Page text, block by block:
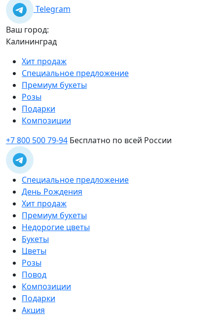
Telegram
Ваш город:
Калининград
Хит продаж
Специальное предложение
Премиум букеты
Розы
Подарки
Композиции
+7 800 500 79-94 Бесплатно по всей России
Специальное предложение
День Рождения
Хит продаж
Премиум букеты
Недорогие цветы
Букеты
Цветы
Розы
Повод
Композиции
Подарки
Акция